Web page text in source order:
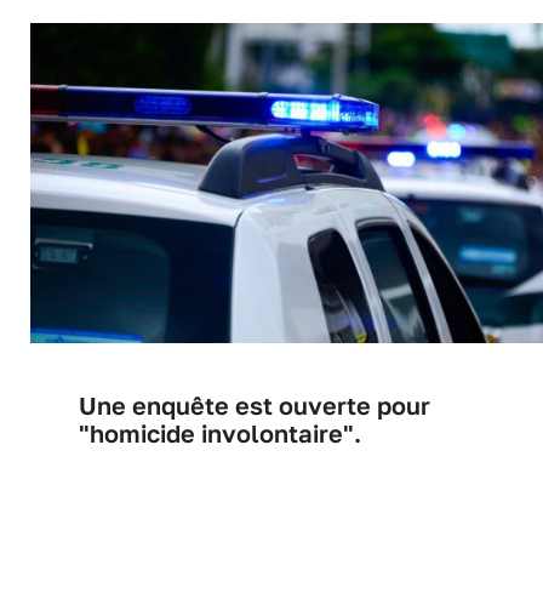
Une enquête est ouverte pour
"homicide involontaire".